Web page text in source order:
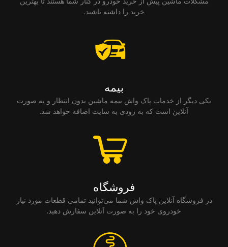
خرید را داشته باشید.
بیمه
یکی دیگر از خدمات پاک واش بیمه ماشین بدون انتظار و به صورت
آنلاین است که به زودی به سایت اضافه خواهد شد.
فروشگاه
در فروشگاه آنلاین پاک واش شما می‌توانید تمامی قطعات مورد نیاز
خودروی خود را به صورت آنلاین سفارش دهید.